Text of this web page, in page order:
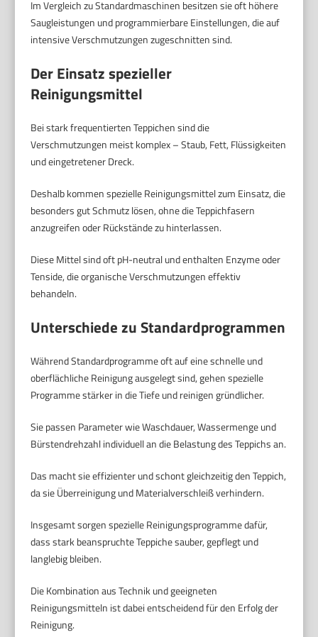
Im Vergleich zu Standardmaschinen besitzen sie oft höhere
Saugleistungen und programmierbare Einstellungen, die auf
intensive Verschmutzungen zugeschnitten sind.
Der Einsatz spezieller
Reinigungsmittel
Bei stark frequentierten Teppichen sind die
Verschmutzungen meist komplex – Staub, Fett, Flüssigkeiten
und eingetretener Dreck.
Deshalb kommen spezielle Reinigungsmittel zum Einsatz, die
besonders gut Schmutz lösen, ohne die Teppichfasern
anzugreifen oder Rückstände zu hinterlassen.
Diese Mittel sind oft pH-neutral und enthalten Enzyme oder
Tenside, die organische Verschmutzungen effektiv
behandeln.
Unterschiede zu Standardprogrammen
Während Standardprogramme oft auf eine schnelle und
oberflächliche Reinigung ausgelegt sind, gehen spezielle
Programme stärker in die Tiefe und reinigen gründlicher.
Sie passen Parameter wie Waschdauer, Wassermenge und
Bürstendrehzahl individuell an die Belastung des Teppichs an.
Das macht sie effizienter und schont gleichzeitig den Teppich,
da sie Überreinigung und Materialverschleiß verhindern.
Insgesamt sorgen spezielle Reinigungsprogramme dafür,
dass stark beanspruchte Teppiche sauber, gepflegt und
langlebig bleiben.
Die Kombination aus Technik und geeigneten
Reinigungsmitteln ist dabei entscheidend für den Erfolg der
Reinigung.